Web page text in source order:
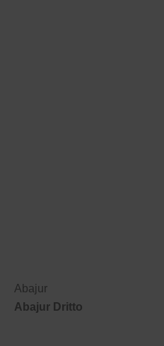
Abajur
Abajur Dritto